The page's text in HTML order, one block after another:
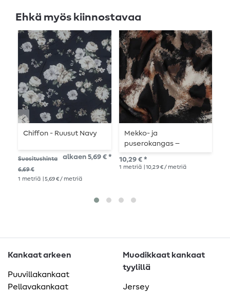
Ehkä myös kiinnostavaa
Chiffon - Ruusut Navy
Suositushinta
6,69 €
alkaen 5,69 € *
1 metriä | 5,69 € / metriä
Mekko- ja
puserokangas –
stretch, suuri
leopardikuvio musta
10,29 € *
1 metriä | 10,29 € / metriä
Kankaat arkeen
Puuvillakankaat
Pellavakankaat
Muodikkaat kankaat
tyylillä
Jersey